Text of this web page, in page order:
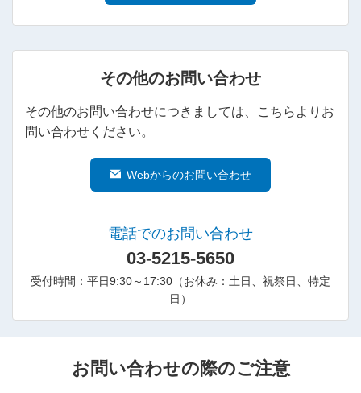
その他のお問い合わせ
その他のお問い合わせにつきましては、こちらよりお
問い合わせください。
Webからのお問い合わせ
電話でのお問い合わせ
03-5215-5650
受付時間：平日9:30～17:30（お休み：土日、祝祭日、特定
日）
お問い合わせの際のご注意